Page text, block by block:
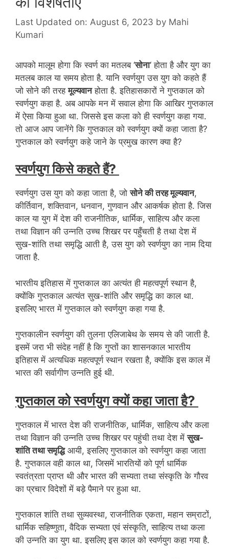
Last Updated on: August 6, 2023 by Mahi
Kumari
आपको मालूम होगा कि स्वर्ण का मतलब ‘सोना‘ होता है और युग का
मतलब काल या समय होता है. यानि स्वर्णयुग उस युग को कहते हैं
जो सोने की तरहमूल्यवानहोता है. इतिहासकारों ने गुप्तकाल को
स्वर्णयुग कहा है. अब आपके मन में सवाल होगा कि आखिर गुप्तकाल
में ऐसा किया हुआ था. जिससे इस कला को ही स्वर्णयुग कहा गया.
तो आज आप जानेंगे कि गुप्तकाल को स्वर्णयुग क्यों कहा जाता है?
गुप्तकाल को स्वर्णयुग कहे जाने के प्रमुख कारण क्या है?
स्वर्णयुग किसे कहते हैं?
स्वर्णयुग उस युग को कहा जाता है, जोसोने की तरह मूल्यवान,
कीर्तिवान, शक्तिवान, धनवान, गुणवान और आकर्षक होता है. जिस
काल या युग में देश की राजनीतिक, धार्मिक, साहित्य और कला
तथा विज्ञान की उन्नति उच्च शिखर पर पहुँचती है तथा देश में
सुख-शांति तथा समृद्धि आती है, उस युग को स्वर्णयुग का नाम दिया
जाता है.
भारतीय इतिहास में गुप्तकाल का अत्यंत ही महत्वपूर्ण स्थान है,
क्योंकि गुप्तकाल अत्यंत सुख-शांति और समृद्धि का काल था.
इसलिए भारत में गुप्तकाल को स्वर्णयुग कहा गया है.
गुप्तकालीन स्वर्णयुग की तुलना एलिजाबेथ के समय से की जाती है.
इसमें जरा भी संदेह नहीं है कि गुप्तों का शासनकाल भारतीय
इतिहास में अत्यधिक महत्वपूर्ण स्थान रखता है, क्योंकि इस काल में
भारत की सर्वागीण उन्नति हुई थी.
गुप्तकाल को स्वर्णयुग क्यों कहा जाता है?
गुप्तकाल में भारत देश की राजनीतिक, धार्मिक, साहित्य और कला
तथा विज्ञान की उन्नति उच्च शिखर पर पहुंची तथा देश मेंसुख-
शांति तथा समृद्धिआयी, इसलिए गुप्तकाल को स्वर्णयुग कहा जाता
है. गुप्तकाल वही काल था, जिसमें भारतियों को पूर्ण धार्मिक
स्वतंत्रता प्राप्त थी और भारत की सभ्यता तथा संस्कृति के गौरव
का प्रचार विदेशों में बड़े पैमाने पर हुआ था.
गुप्तकाल शांति तथा सुव्यवस्था, राजनीतिक एकता, महान सम्राटों,
धार्मिक सहिष्णुता, वैदिक सभ्यता एवं संस्कृति, साहित्य तथा कला
की उन्नति का युग था. इसलिए इस काल को स्वर्णयुग कहा गया है.